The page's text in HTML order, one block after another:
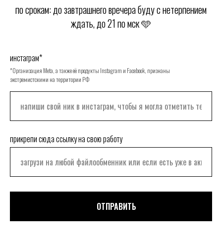
по срокам: до завтрашнего вречера буду с нетерпением
ждать, до 21 по мск 🩵
инстаграм*
*Организация Meta, а также её продукты Instagram и Facebook, признаны
экстремистскими на территории РФ
прикрепи сюда ссылку на свою работу
ОТПРАВИТЬ